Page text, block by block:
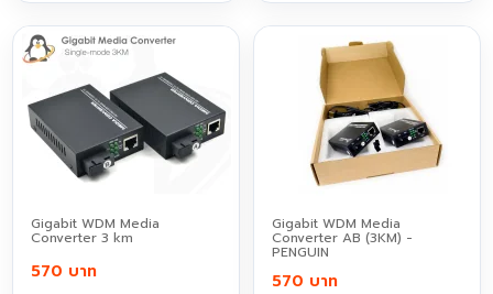
Gigabit WDM Media
Converter 3 km
570 บาท
Gigabit WDM Media
Converter AB (3KM) -
PENGUIN
570 บาท